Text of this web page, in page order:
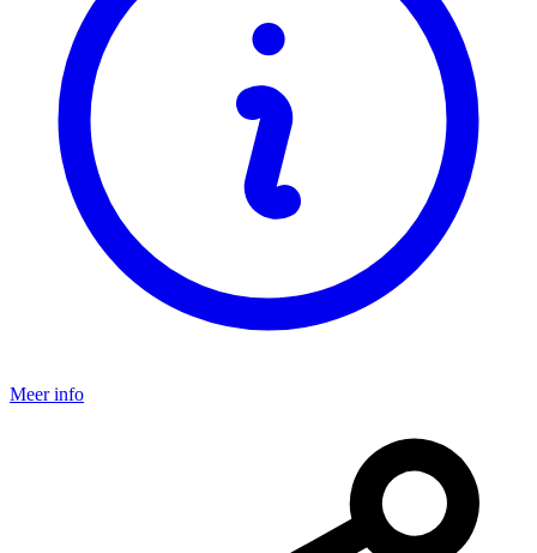
Meer info